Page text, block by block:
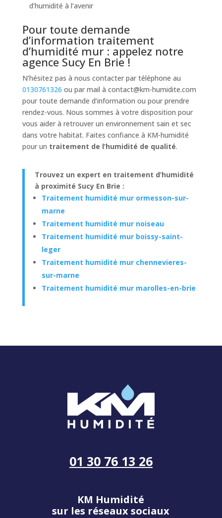
d’humidité à l’avenir
Pour toute demande
d’information traitement
d’humidité mur : appelez notre
agence Sucy En Brie !
N’hésitez pas à nous contacter par téléphone au
0130761326 ou par mail à contact@km-humidite.com
pour toute demande d’information ou pour prendre
rendez-vous. Nous sommes à votre disposition pour
vous aider à retrouver un environnement sain et sec
dans votre habitat. Faites confiance à KM-humidité
pour un traitement de l’humidité de qualité.
Trouvez un expert en traitement d’humidité
à proximité Sucy En Brie :
Traitement humidité mur ormesson-sur-
marne
Traitement humidité mur noiseau
Traitement humidité mur boissy-saint-
leger
Traitement humidité mur chennevieres-
sur-marne
Traitement humidité mur marolles-en-brie
01 30 76 13 26
KM Humidité
sur les réseaux sociaux